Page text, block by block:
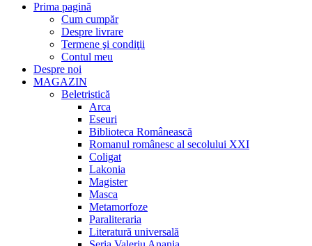
Prima pagină
Cum cumpăr
Despre livrare
Termene şi condiţii
Contul meu
Despre noi
MAGAZIN
Beletristică
Arca
Eseuri
Biblioteca Românească
Romanul românesc al secolului XXI
Coligat
Lakonia
Magister
Masca
Metamorfoze
Paraliteraria
Literatură universală